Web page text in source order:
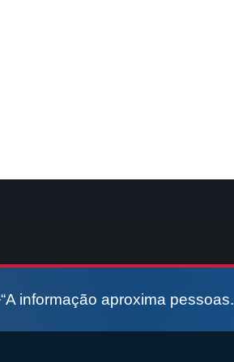
“A informação aproxima pessoas.